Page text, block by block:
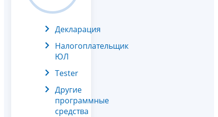
Декларация
Налогоплательщик
ЮЛ
Tester
Другие
программные
средства